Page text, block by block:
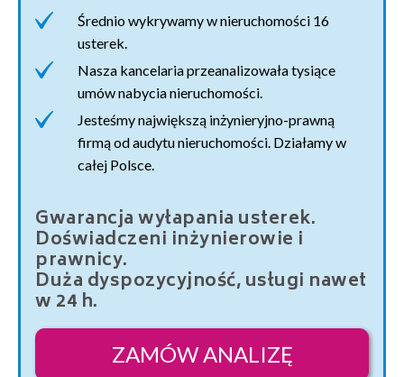
Średnio wykrywamy w nieruchomości 16
usterek.
Nasza kancelaria przeanalizowała tysiące
umów nabycia nieruchomości.
Jesteśmy największą inżynieryjno-prawną
firmą od audytu nieruchomości. Działamy w
całej Polsce.
Gwarancja wyłapania usterek.
Doświadczeni inżynierowie i
prawnicy.
Duża dyspozycyjność, usługi nawet
w 24 h.
ZAMÓW ANALIZĘ